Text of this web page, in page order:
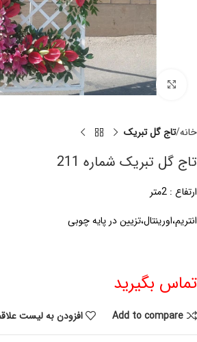
برای بزرگنمایی کلیک کنید
خانه تاج گل تبریک
تاج گل تبریک شماره 211
ارتفاع : 2متر
انتریم،اورینتال،تزیین در پایه چوبی
تماس بگیرید
Add to compare افزودن به لیست